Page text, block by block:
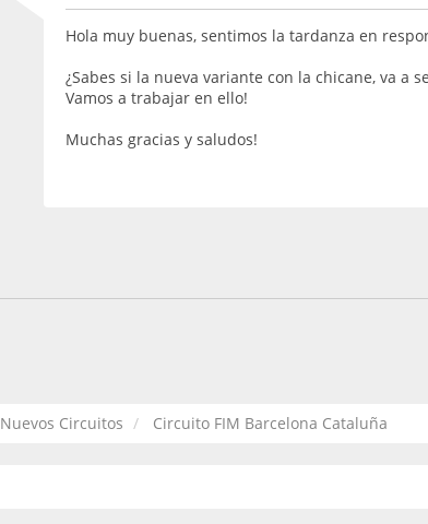
Hola muy buenas, sentimos la tardanza en
¿Sabes si la nueva variante con la chicane, va
Vamos a trabajar en ello!
Muchas gracias y saludos!
Nuevos Circuitos Circuito FIM Barcelona Cataluña